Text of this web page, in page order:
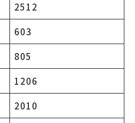
2512
603
805
1206
2010